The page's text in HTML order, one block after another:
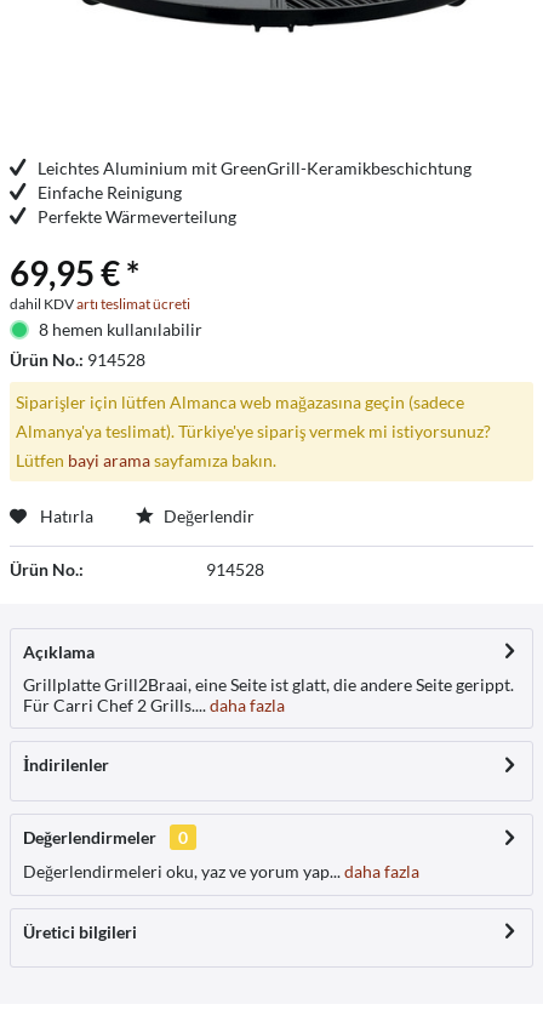
Leichtes Aluminium mit GreenGrill-Keramikbeschichtung
Einfache Reinigung
Perfekte Wärmeverteilung
69,95 € *
dahil KDVartı teslimat ücreti
8 hemen kullanılabilir
Ürün No.: 914528
Siparişler için lütfen Almanca web mağazasına geçin (sadece
Almanya'ya teslimat). Türkiye'ye sipariş vermek mi istiyorsunuz?
Lütfen bayi aramasayfamıza bakın.
Hatırla Değerlendir
Ürün No.: 914528
Açıklama
Grillplatte Grill2Braai, eine Seite ist glatt, die andere Seite gerippt.
Für Carri Chef 2 Grills....daha fazla
İndirilenler
Değerlendirmeler
0
Değerlendirmeleri oku, yaz ve yorum yap...daha fazla
Üretici bilgileri